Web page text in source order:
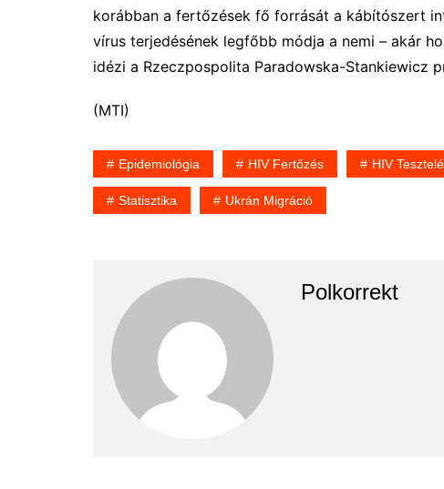
korábban a fertőzések fő forrását a kábítószert
vírus terjedésének legfőbb módja a nemi – akár
idézi a Rzeczpospolita Paradowska-Stankiewicz
(MTI)
Epidemiológia HIV Fertőzés HIV
Statisztika Ukrán Migráció
Polkorrekt